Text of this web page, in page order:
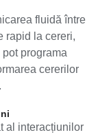
fluidă între
rapid la cereri,
programa
cererilor
al interacțiunilor